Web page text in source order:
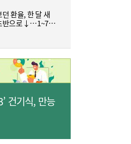
급, 생명보험산업
환율, 한 달 새
반으로↓…1~7월
건기식, 만능